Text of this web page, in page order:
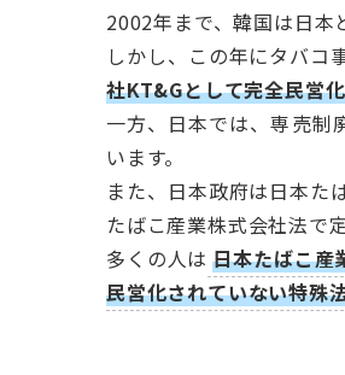
2002年まで、韓国は日本
しかし、この年にタバコ
社KT&Gとして完全民営
一方、日本では、専売制
います。
また、日本政府は日本た
たばこ産業株式会社法で
多くの人は 日本たばこ産
民営化されていない特殊